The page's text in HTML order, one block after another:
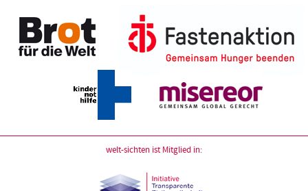
welt-sichten ist Mitglied in: